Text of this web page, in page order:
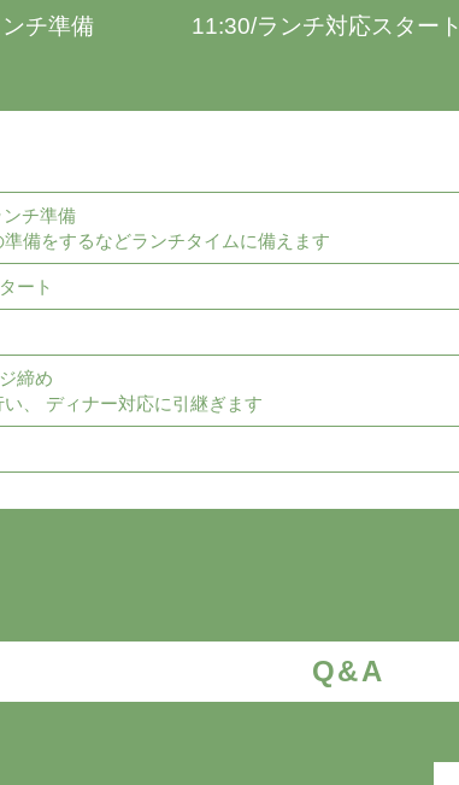
チ準備 11:30/ランチ対応スタート
ンチ準備
準備をするなどランチタイムに備えます
ート
締め
、 ディナー対応に引継ぎます
Q&A